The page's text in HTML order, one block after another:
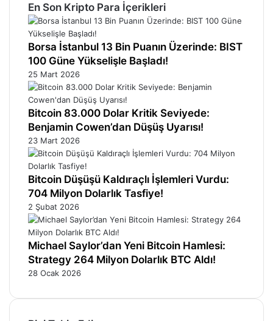
En Son Kripto Para İçerikleri
Borsa İstanbul 13 Bin Puanın Üzerinde: BIST
100 Güne Yükselişle Başladı!
25 Mart 2026
Bitcoin 83.000 Dolar Kritik Seviyede:
Benjamin Cowen’dan Düşüş Uyarısı!
23 Mart 2026
Bitcoin Düşüşü Kaldıraçlı İşlemleri Vurdu:
704 Milyon Dolarlık Tasfiye!
2 Şubat 2026
Michael Saylor’dan Yeni Bitcoin Hamlesi:
Strategy 264 Milyon Dolarlık BTC Aldı!
28 Ocak 2026